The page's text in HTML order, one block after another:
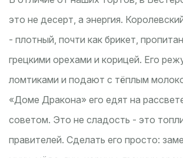
это не десерт, а энергия.
- плотный, почти как брикет,
грецкими орехами и корицей. Его
ломтиками и подают с тёплым
«Доме Дракона» его едят на
советом. Это не сладость - это
правителей. Сделать его просто: